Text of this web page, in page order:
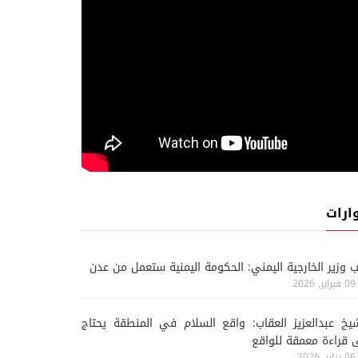
وزير الخارجية اليمني: الحكومة اليمنية ستعمل من عدن
09 فبراير, 2026
عبدالعزيز العقاب: واقع السلام في المنطقة يحتاج
قراءة معمقة للواقع